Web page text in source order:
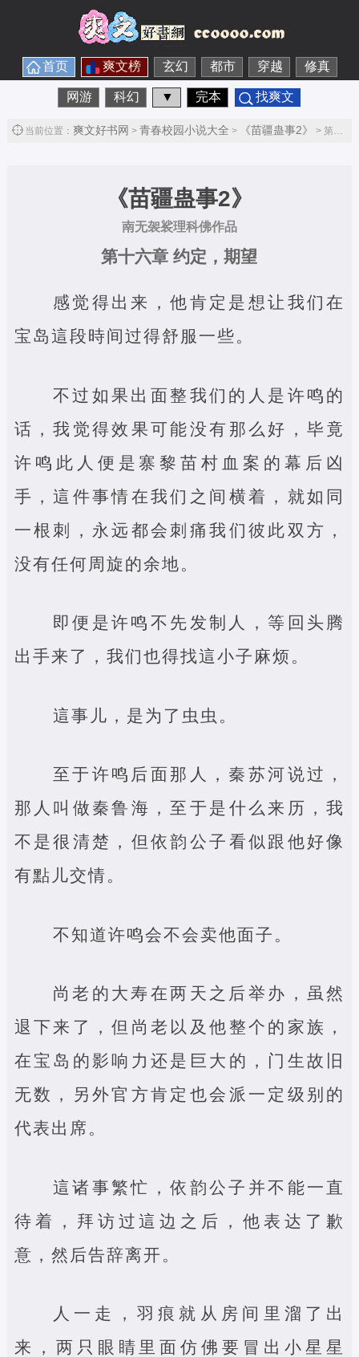
首页 爽文榜 玄幻 都市 穿越 修真
网游 科幻 ▼ 完本 找爽文
当前位置： 爽文好书网 > 青春校园小说大全 > 《苗疆蛊事2》 > 第十六章 约定，期望第1节
《苗疆蛊事2》
南无袈裟理科佛作品
第十六章 约定，期望
感觉得出来，他肯定是想让我们在
宝岛這段時间过得舒服一些。
不过如果出面整我们的人是许鸣的
话，我觉得效果可能没有那么好，毕竟
许鸣此人便是寨黎苗村血案的幕后凶
手，這件事情在我们之间横着，就如同
一根刺，永远都会刺痛我们彼此双方，
没有任何周旋的余地。
即便是许鸣不先发制人，等回头腾
出手来了，我们也得找這小子麻烦。
這事儿，是为了虫虫。
至于许鸣后面那人，秦苏河说过，
那人叫做秦鲁海，至于是什么来历，我
不是很清楚，但依韵公子看似跟他好像
有點儿交情。
不知道许鸣会不会卖他面子。
尚老的大寿在两天之后举办，虽然
退下来了，但尚老以及他整个的家族，
在宝岛的影响力还是巨大的，门生故旧
无数，另外官方肯定也会派一定级别的
代表出席。
這诸事繁忙，依韵公子并不能一直
待着，拜访过這边之后，他表达了歉
意，然后告辞离开。
人一走，羽痕就从房间里溜了出
来，两只眼睛里面仿佛要冒出小星星